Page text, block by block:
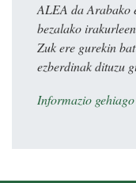
ALEA da Arabako
bezalako
Zuk ere gurekin
ezberdinak dituzu
Informazio gehiago